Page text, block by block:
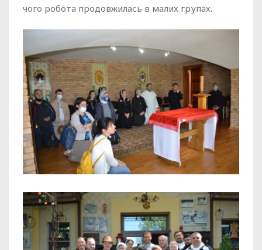
чого робота продовжилась в малих групах.